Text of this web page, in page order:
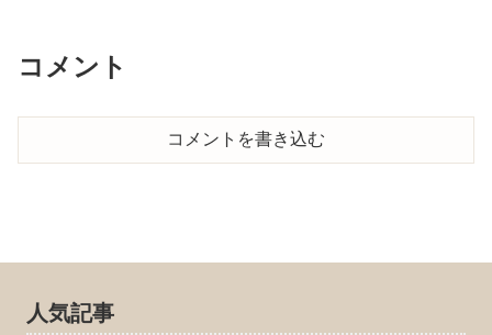
コメント
コメントを書き込む
人気記事